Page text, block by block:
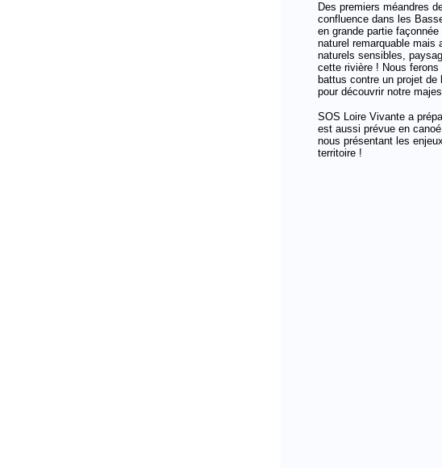
Des premiers méandres
confluence dans les
en grande partie
naturel remarquable mais
naturels sensibles,
cette rivière ! Nous
battus contre un projet
pour découvrir notre
SOS Loire Vivante a
est aussi prévue en
nous présentant les
territoire !